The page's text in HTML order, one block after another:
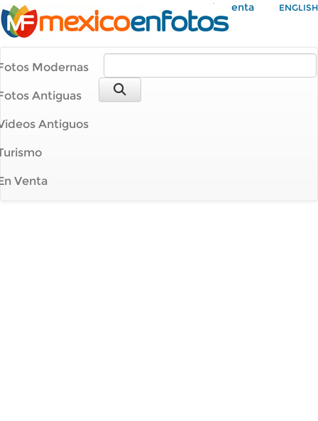
Mi Cuenta ENGLISH
Modernas
Antiguas
Antiguos
Venta